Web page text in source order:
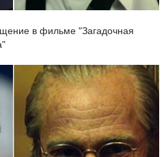
в фильме "Загадочная